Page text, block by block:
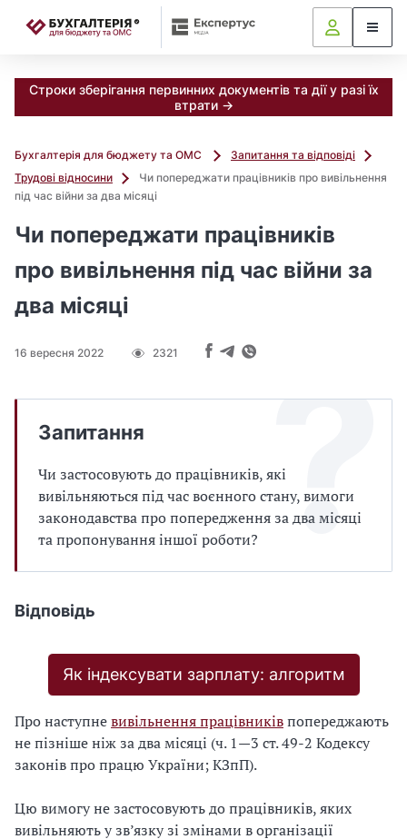
Строки зберігання первинних документів та дії у разі їх
втрати →
Бухгалтерія для бюджету та ОМС
Запитання та відповіді
Трудові відносини
Чи попереджати працівників про вивільнення
під час війни за два місяці
Чи попереджати працівників
про вивільнення під час війни за
два місяці
16 вересня 2022 2321
Запитання
Чи застосовують до працівників, які
вивільняються під час воєнного стану, вимоги
законодавства про попередження за два місяці
та пропонування іншої роботи?
Відповідь
Як індексувати зарплату: алгоритм
Про наступневивільнення працівниківпопереджають
не пізніше ніж за два місяці (ч. 1—3 ст. 49-2 Кодексу
законів про працю України; КЗпП).
Цю вимогу не застосовують до працівників, яких
вивільняють у зв’язку зі змінами в організації